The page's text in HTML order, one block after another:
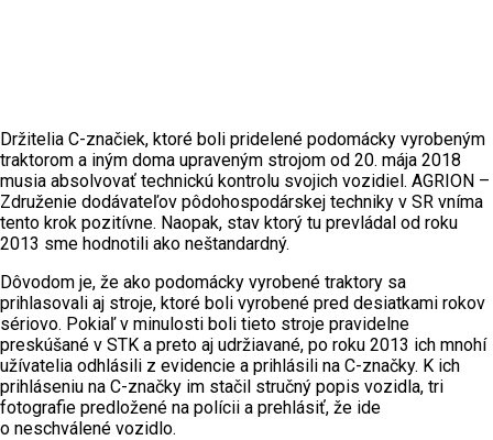
Držitelia C-značiek, ktoré boli pridelené podomácky vyrobeným
traktorom a iným doma upraveným strojom od 20. mája 2018
musia absolvovať technickú kontrolu svojich vozidiel. AGRION –
Združenie dodávateľov pôdohospodárskej techniky v SR vníma
tento krok pozitívne. Naopak, stav ktorý tu prevládal od roku
2013 sme hodnotili ako neštandardný.
Dôvodom je, že ako podomácky vyrobené traktory sa
prihlasovali aj stroje, ktoré boli vyrobené pred desiatkami rokov
sériovo. Pokiaľ v minulosti boli tieto stroje pravidelne
preskúšané v STK a preto aj udržiavané, po roku 2013 ich mnohí
užívatelia odhlásili z evidencie a prihlásili na C-značky. K ich
prihláseniu na C-značky im stačil stručný popis vozidla, tri
fotografie predložené na polícii a prehlásiť, že ide
o neschválené vozidlo.